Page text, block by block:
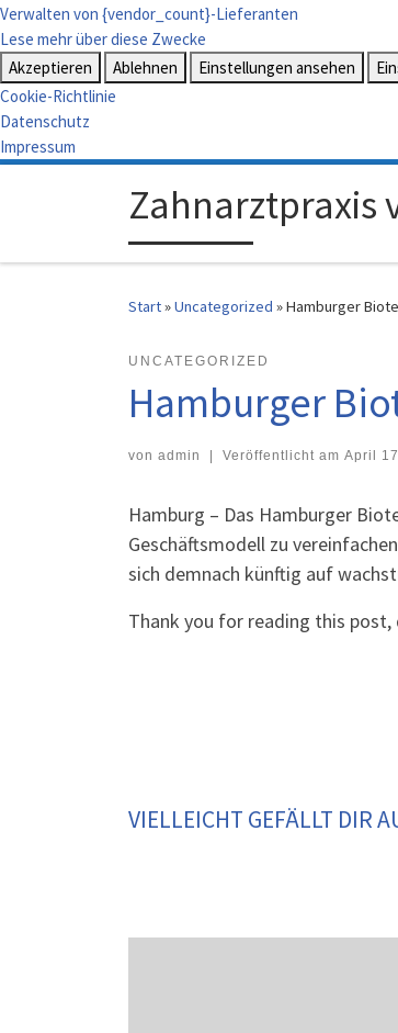
Verwalten von {vendor_count}-Lieferanten
Lese mehr über diese Zwecke
Akzeptieren
Ablehnen Einstellungen ansehen
Cookie-Richtlinie
Datenschutz
Impressum
Zahnarztpraxis
Start»Uncategorized »Hamburger
UNCATEGORIZED
Hamburger
von admin Veröffentlicht am April
Hamburg – Das Hamburger
Geschäftsmodell zu
sich demnach künftig auf
Thank you for reading this
VIELLEICHT GEFÄLLT DIR